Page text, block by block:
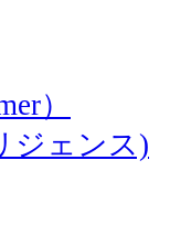
）
ジェンス)